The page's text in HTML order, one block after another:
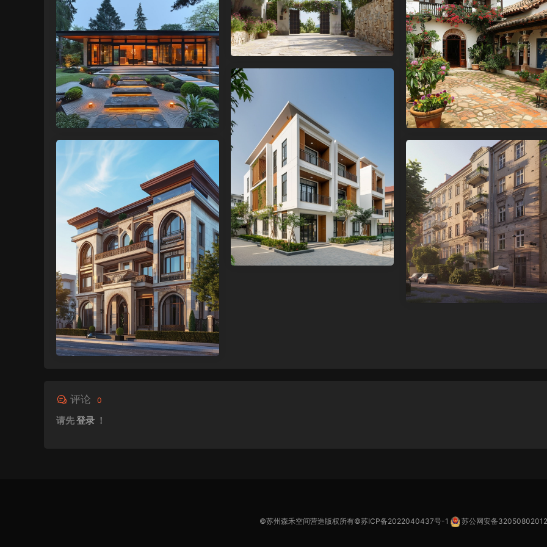
评论 0
请先登录 ！
©苏州森禾空间营造版权所有©苏ICP备2022040437号-1 苏公网安备